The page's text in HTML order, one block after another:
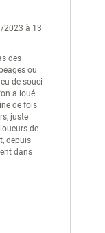
2023 à 13
des
ou
de souci
a loué
de fois
juste
de
depuis
dans